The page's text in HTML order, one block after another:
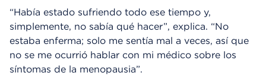
“Había estado sufriendo todo ese tiempo y,
simplemente, no sabía qué hacer”, explica. “No
estaba enferma; solo me sentía mal a veces, así que
no se me ocurrió hablar con mi médico sobre los
síntomas de la menopausia”.